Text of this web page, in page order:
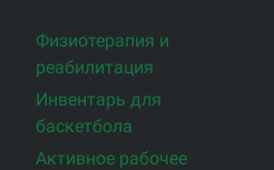
Физиотерапия и
реабилитация
Инвентарь для
баскетбола
Активное рабочее